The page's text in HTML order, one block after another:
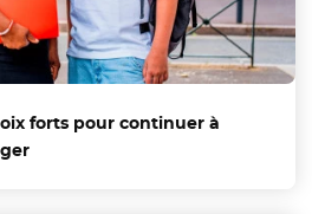
forts pour continuer à